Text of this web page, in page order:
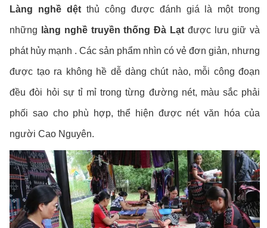
Làng nghề dệt thủ công được đánh giá là một trong
những làng nghề truyền thống Đà Lạt được lưu giữ và
phát hủy mạnh . Các sản phẩm nhìn có vẻ đơn giản, nhưng
được tạo ra không hề dễ dàng chút nào, mỗi công đoạn
đều đòi hỏi sự tỉ mỉ trong từng đường nét, màu sắc phải
phối sao cho phù hợp, thể hiện được nét văn hóa của
người Cao Nguyên.